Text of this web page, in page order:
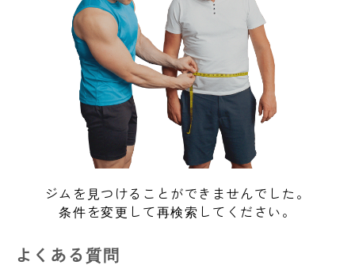
ジムを見つけることができませんでした。
条件を変更して再検索してください。
よくある質問